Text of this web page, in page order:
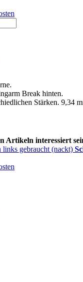
Break hinten.
Stärken. 9,34
Artikeln interessiert